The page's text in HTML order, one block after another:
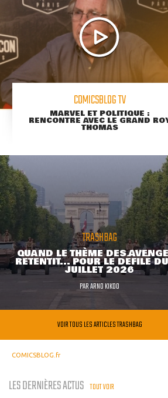
COMICSBLOG TV
MARVEL ET POLITIQUE :
RENCONTRE AVEC LE GRAND
THOMAS
TRASHBAG
QUAND LE THÈME DES
RETENTIT... POUR LE DÉFILÉ
JUILLET 2026
PARARNO KIKOO
VOIR TOUS LES ARTICLES TRASHBAG
COMICSBLOG.fr
LES DERNIÈRES ACTUS TOUT VOIR